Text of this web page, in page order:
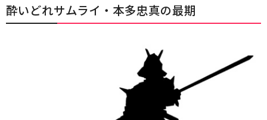
酔いどれサムライ・本多忠真の最期